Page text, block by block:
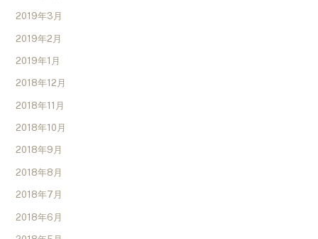
2019年3月
2019年2月
2019年1月
2018年12月
2018年11月
2018年10月
2018年9月
2018年8月
2018年7月
2018年6月